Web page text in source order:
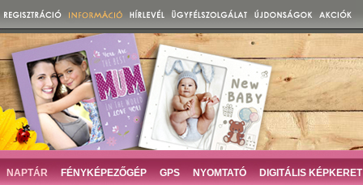
NAPTÁR FÉNYKÉPEZŐGÉP GPS NYOMTATÓ DIGITÁLIS KÉPKERET